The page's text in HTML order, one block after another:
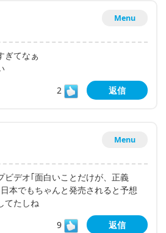
Menu
ぎてなぁ
2
返信
Menu
ビデオ｢面白いことだけが、正義
本でもちゃんと発売されると予想
てたしね
9
返信